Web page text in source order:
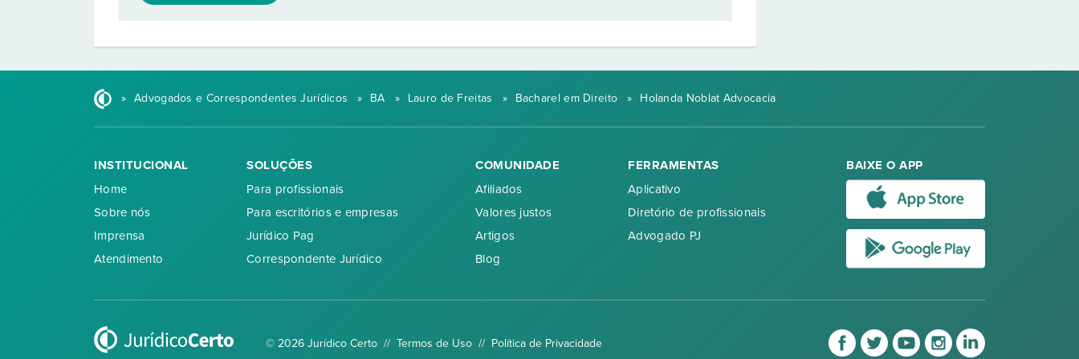
» Advogados e Correspondentes Jurídicos » BA » Lauro de Freitas » Bacharel em Direito » Holanda Noblat Advocacia
INSTITUCIONAL
Home
Sobre nós
Imprensa
Atendimento
SOLUÇÕES
Para profissionais
Para escritórios e empresas
Jurídico Pag
Correspondente Jurídico
COMUNIDADE
Afiliados
Valores justos
Artigos
Blog
FERRAMENTAS
Aplicativo
Diretório de profissionais
Advogado PJ
BAIXE O APP
© 2026 Jurídico Certo // Termos de Uso// Política de Privacidade